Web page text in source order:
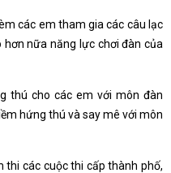
các em tham gia các câu lạc
hơn nữa năng lực chơi đàn của
thú cho các em với môn đàn
hứng thú và say mê với môn
thi các cuộc thi cấp thành phố,